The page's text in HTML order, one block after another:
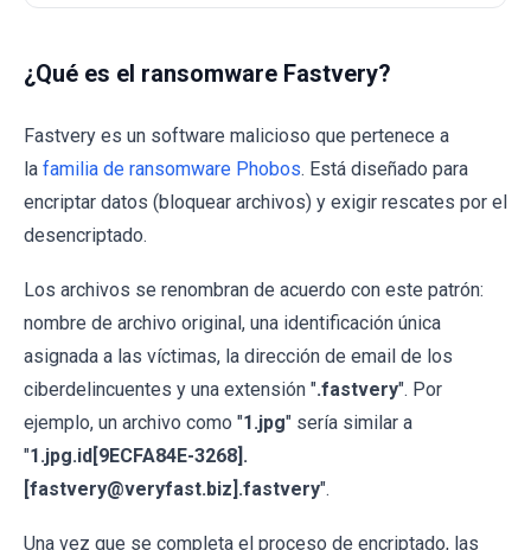
¿Qué es el ransomware Fastvery?
Fastvery es un software malicioso que pertenece a
la familia de ransomware Phobos. Está diseñado para
encriptar datos (bloquear archivos) y exigir rescates por el
desencriptado.
Los archivos se renombran de acuerdo con este patrón:
nombre de archivo original, una identificación única
asignada a las víctimas, la dirección de email de los
ciberdelincuentes y una extensión ".fastvery". Por
ejemplo, un archivo como "1.jpg" sería similar a
"1.jpg.id[9ECFA84E-3268].
[fastvery@veryfast.biz].fastvery".
Una vez que se completa el proceso de encriptado, las